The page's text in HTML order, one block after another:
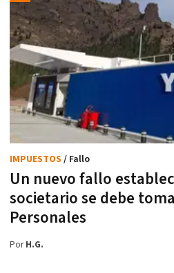
Un nuevo fallo
societario se debe
Personales
IMPUESTOS / Fallo
PorH.G.